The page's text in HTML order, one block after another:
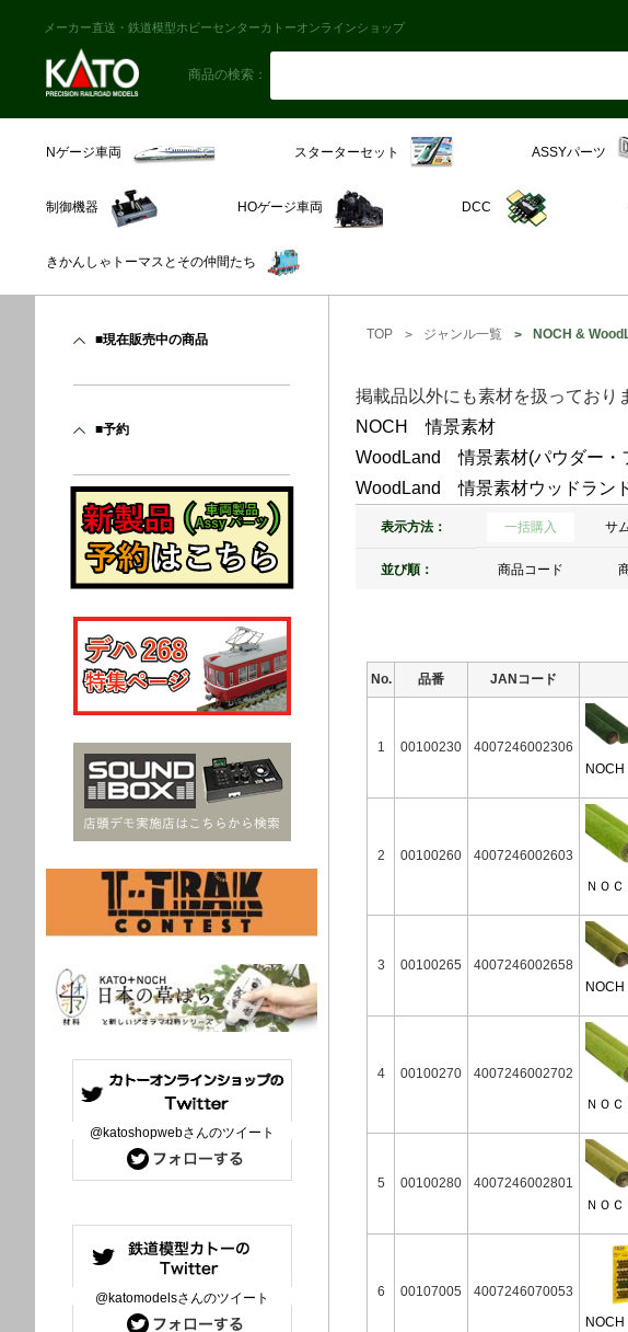
メーカー直送・鉄道模型ホビーセンターカトーオンラインショップ
商品の検索：
Nゲージ車両 スターターセット ASSYパーツ
制御機器 HOゲージ車両 DCC
きかんしゃトーマスとその仲間たち
TOP ジャンル一覧 NOCH &
掲載品以外にも素材を扱っており
NOCH 情景素材
WoodLand 情景素材(パウダー・
WoodLand 情景素材ウッドラン
表示方法： 一括購入 サ
並び順： 商品コード
No. 品番 JANコード
1 00100230
4007246002306
NOCH
2 00100260
4007246002603
ＮＯ
3 00100265
4007246002658
NOCH
4 00100270
4007246002702
ＮＯ
5 00100280
4007246002801
ＮＯ
6 00107005
4007246070053
■現在販売中の商品
■予約
@katoshopwebさんのツイート
@katomodelsさんのツイート